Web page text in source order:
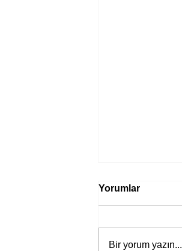
Yorumlar
Bir yorum yazın...